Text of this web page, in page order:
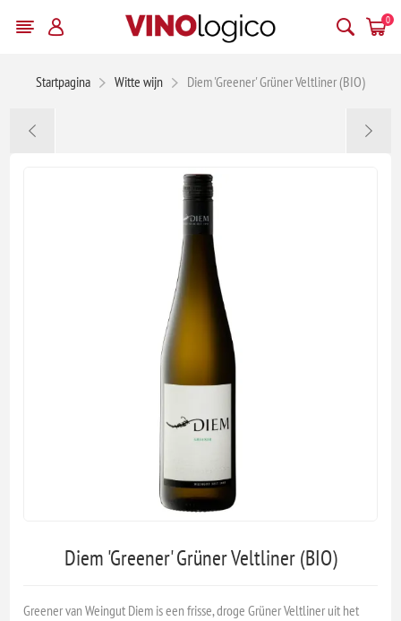
0
Startpagina Witte wijn Diem 'Greener' Grüner Veltliner (BIO)
Diem 'Greener' Grüner Veltliner (BIO)
Greener van Weingut Diem is een frisse, droge Grüner Veltliner uit het